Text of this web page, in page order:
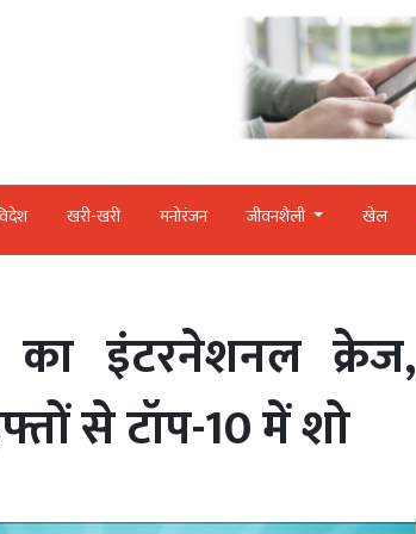
खरी-खरी मनोरंजन जीवनशैली खेल
का इंटरनेशनल क्रेज,
से टॉप-10 में शो